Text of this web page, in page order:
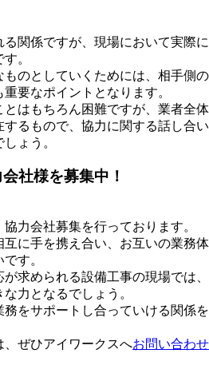
関係ですが、現場において実際に
。
のとしていくためには、相手側の
要なポイントとなります。
はもちろん困難ですが、業者全体
るもので、協力に関する話し合い
ょう。
社様を募集中！
力会社募集を行っております。
に手を携え合い、お互いの業務体
す。
求められる設備工事の現場では、
力となるでしょう。
をサポートし合っていける関係を
ぜひアイワークスへお問い合わせ